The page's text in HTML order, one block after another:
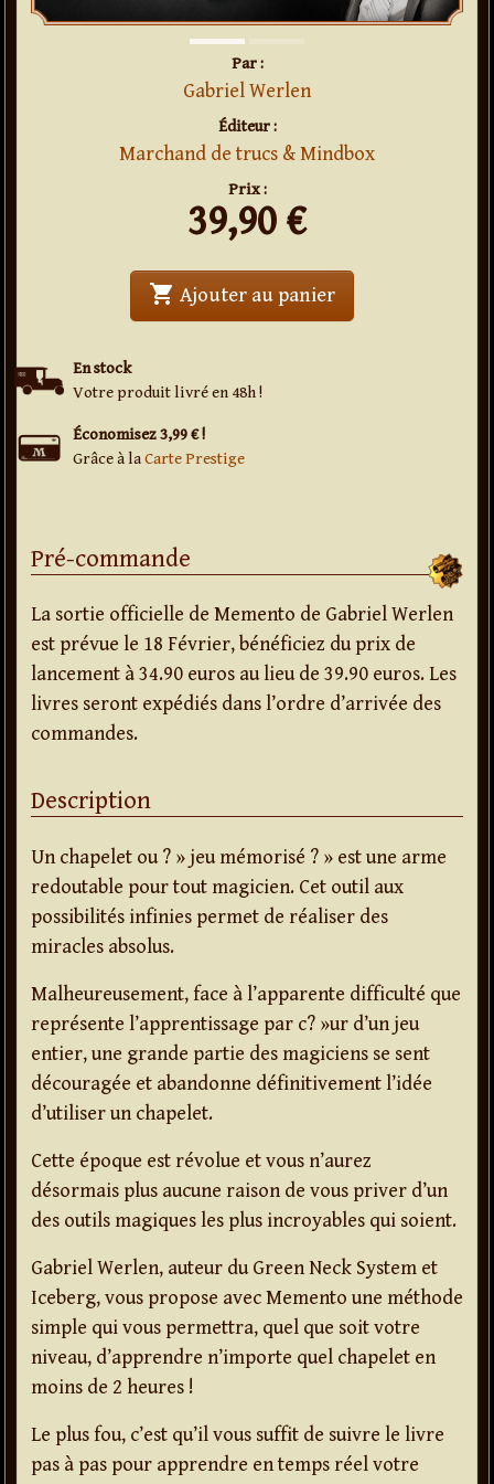
Par :
Gabriel Werlen
Éditeur :
Marchand de trucs & Mindbox
Prix :
39,90 €
En stock
Votre produit livré en 48h !
Économisez 3,99 € !
Grâce à laCarte Prestige
shopping_cart Ajouter au panier' . Memento . '
Pré-commande
La sortie officielle de Memento de Gabriel Werlen
est prévue le 18 Février, bénéficiez du prix de
lancement à 34.90 euros au lieu de 39.90 euros. Les
livres seront expédiés dans l’ordre d’arrivée des
commandes.
Description
Un chapelet ou ? » jeu mémorisé ? » est une arme
redoutable pour tout magicien. Cet outil aux
possibilités infinies permet de réaliser des
miracles absolus.
Malheureusement, face à l’apparente difficulté que
représente l’apprentissage par c? »ur d’un jeu
entier, une grande partie des magiciens se sent
découragée et abandonne définitivement l’idée
d’utiliser un chapelet.
Cette époque est révolue et vous n’aurez
désormais plus aucune raison de vous priver d’un
des outils magiques les plus incroyables qui soient.
Gabriel Werlen, auteur du Green Neck System et
Iceberg, vous propose avec Memento une méthode
simple qui vous permettra, quel que soit votre
niveau, d’apprendre n’importe quel chapelet en
moins de 2 heures !
Le plus fou, c’est qu’il vous suffit de suivre le livre
pas à pas pour apprendre en temps réel votre